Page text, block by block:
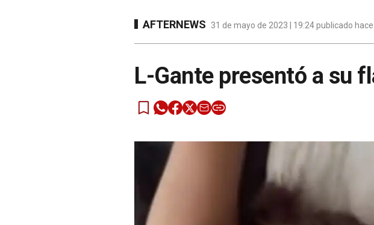
AFTERNEWS 31 de mayo de 2023 | 19:24 publicado
L-Gante presentó a su